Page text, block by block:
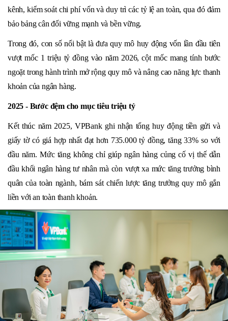
kênh, kiểm soát chi phí vốn và duy trì các tỷ lệ an toàn, qua đó đảm
bảo bảng cân đối vững mạnh và bền vững.
Trong đó, con số nổi bật là đưa quy mô huy động vốn lần đầu tiên
vượt mốc 1 triệu tỷ đồng vào năm 2026, cột mốc mang tính bước
ngoặt trong hành trình mở rộng quy mô và nâng cao năng lực thanh
khoản của ngân hàng.
2025 - Bước đệm cho mục tiêu triệu tỷ
Kết thúc năm 2025, VPBank ghi nhận tổng huy động tiền gửi và
giấy tờ có giá hợp nhất đạt hơn 735.000 tỷ đồng, tăng 33% so với
đầu năm. Mức tăng không chỉ giúp ngân hàng củng cố vị thế dẫn
đầu khối ngân hàng tư nhân mà còn vượt xa mức tăng trưởng bình
quân của toàn ngành, bám sát chiến lược tăng trưởng quy mô gắn
liền với an toàn thanh khoản.